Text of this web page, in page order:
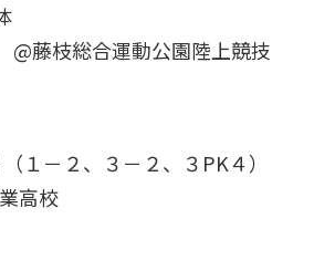
@藤枝総合運動公園陸上競技
１－２、３－２、３PK４）
高校